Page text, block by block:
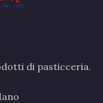
di pasticceria.